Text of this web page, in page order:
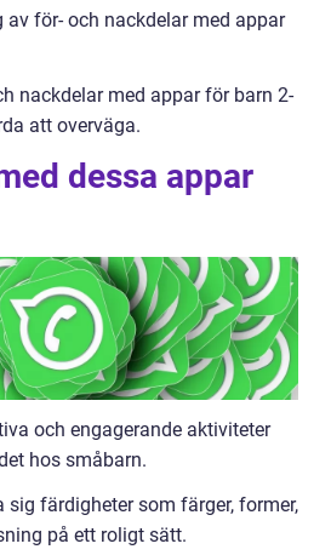
för- och nackdelar med appar
nackdelar med appar för barn 2-
att overväga.
dessa appar
och engagerande aktiviteter
hos småbarn.
färdigheter som färger, former,
på ett roligt sätt.